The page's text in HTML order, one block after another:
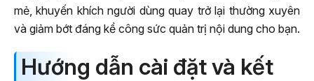
mẻ, khuyến khích người dùng quay trở lại thường xuyên
và giảm bớt đáng kể công sức quản trị nội dung cho bạn.
Hướng dẫn cài đặt và kết